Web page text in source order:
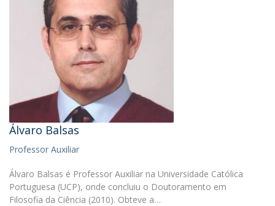
Álvaro Balsas
Professor Auxiliar
Álvaro Balsas é Professor Auxiliar na Universidade Católica
Portuguesa (UCP), onde concluiu o Doutoramento em
Filosofia da Ciência (2010). Obteve a…